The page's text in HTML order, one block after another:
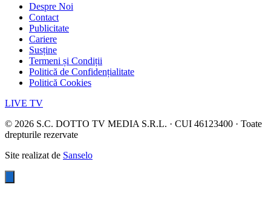
Despre Noi
Contact
Publicitate
Cariere
Susține
Termeni și Condiții
Politică de Confidențialitate
Politică Cookies
LIVE TV
© 2026 S.C. DOTTO TV MEDIA S.R.L. · CUI 46123400 · Toate
drepturile rezervate
Site realizat de Sanselo